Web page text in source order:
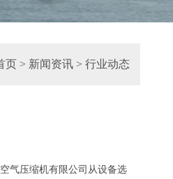
页 > 新闻资讯 > 行业动态
气压缩机有限公司从设备选